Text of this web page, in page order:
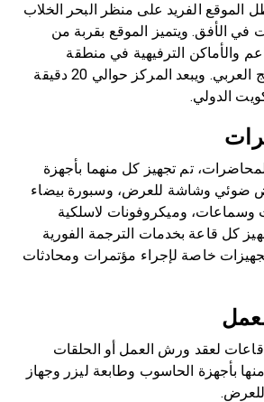
الموقع الفريد على منظر البحر الخلاب
في الأفق. ويتميز الموقع بقربة من
والأماكن الترفيهية في منطقة
السالمية وشارع الخليج العربي. ويبعد المركز حوالي 20 دقيقة
الدولي.
تم تجهيز كل منهما بأجهزة
ضوئي وشاشة للعرض، وسبورة بيضاء
وسماعات، وميكروفونات لاسلكية
كل قاعة بخدمات الترجمة الفورية
خاصة لإجراء مؤتمرات ومحادثات
لعقد ورش العمل أو الحلقات
بأجهزة الحاسوب وطابعة ليزر وجهاز